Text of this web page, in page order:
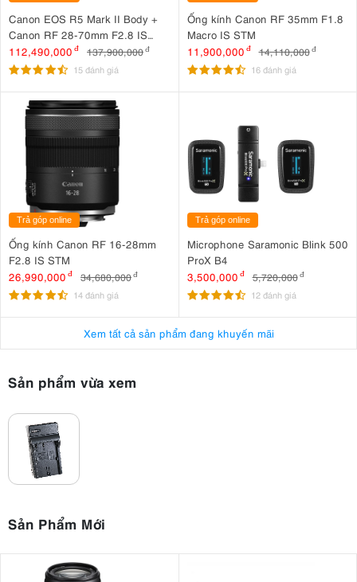
Canon EOS R5 Mark II Body +
Canon RF 28-70mm F2.8 IS
STM
112,490,000 đ 137,900,000đ
15 đánh giá
Ống kính Canon RF 35mm F1.8
Macro IS STM
11,900,000 đ 14,110,000 đ
16 đánh giá
Trả góp online
Ống kính Canon RF 16-28mm
F2.8 IS STM
26,990,000 đ 34,680,000đ
14 đánh giá
Trả góp online
Microphone Saramonic Blink 500
ProX B4
3,500,000 đ 5,720,000 đ
12 đánh giá
Xem tất cả sản phẩm đang khuyến mãi
Sản phẩm vừa xem
Sản Phẩm Mới